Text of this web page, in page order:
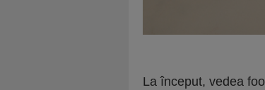
La început, vedea